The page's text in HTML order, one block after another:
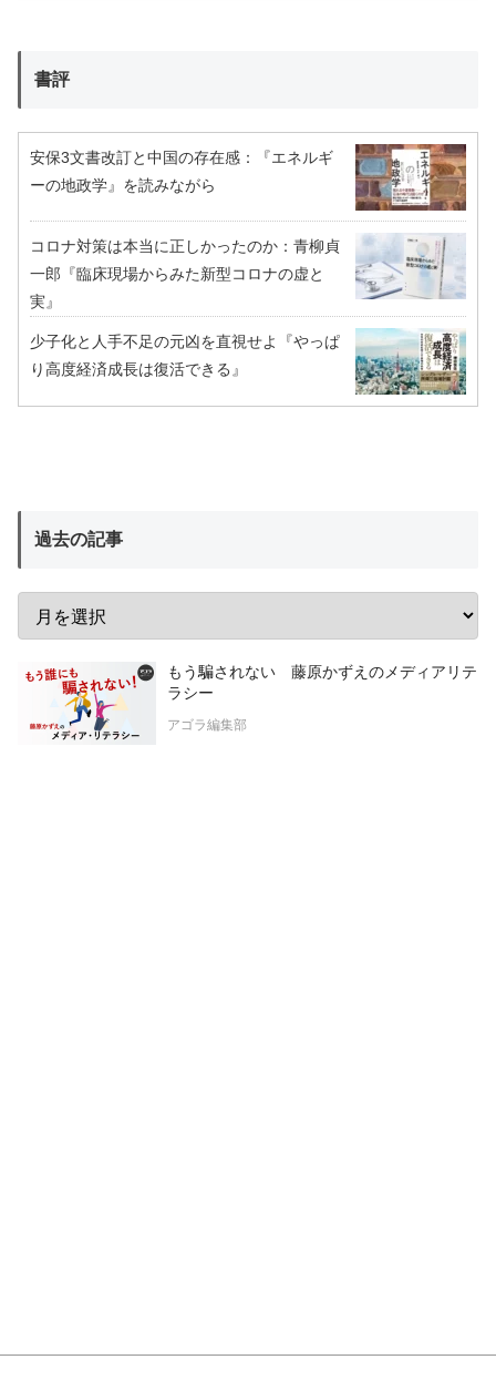
書評
安保3文書改訂と中国の存在感：『エネルギ
ーの地政学』を読みながら
コロナ対策は本当に正しかったのか：青柳貞
一郎『臨床現場からみた新型コロナの虚と
実』
少子化と人手不足の元凶を直視せよ『やっぱ
り高度経済成長は復活できる』
過去の記事
もう騙されない 藤原かずえのメディアリテ
ラシー
アゴラ編集部